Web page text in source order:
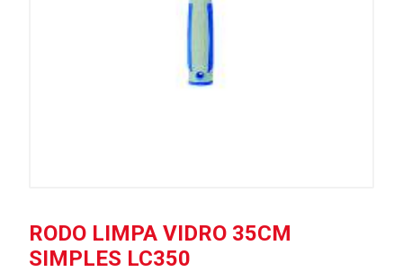
RODO LIMPA VIDRO 35CM
SIMPLES LC350